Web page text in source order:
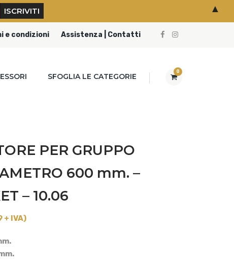
e condizioni Assistenza | Contatti
0
SFOGLIA LE CATEGORIE
PER GRUPPO
600 mm. –
– 10.06
+ IVA)
▲